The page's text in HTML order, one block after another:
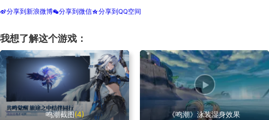
t分享到新浪微博w分享到微信z分享到QQ空间
我想了解这个游戏：
鸣潮截图(4)
《鸣潮》泳装湿身效果